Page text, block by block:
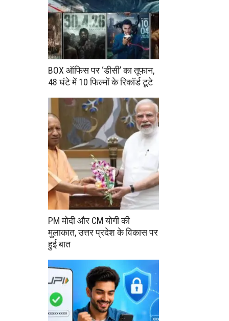
BOX ऑफिस पर ‘डीसी’ का तूफान,
48 घंटे में 10 फिल्मों के रिकॉर्ड टूटे
PM मोदी और CM योगी की
मुलाकात, उत्तर प्रदेश के विकास पर
हुई बात